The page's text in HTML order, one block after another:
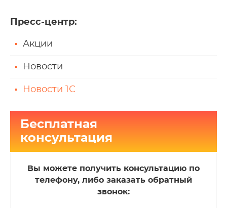
Пресс-центр:
Акции
Новости
Новости 1С
Бесплатная
консультация
Вы можете получить консультацию по
телефону, либо заказать обратный
звонок: